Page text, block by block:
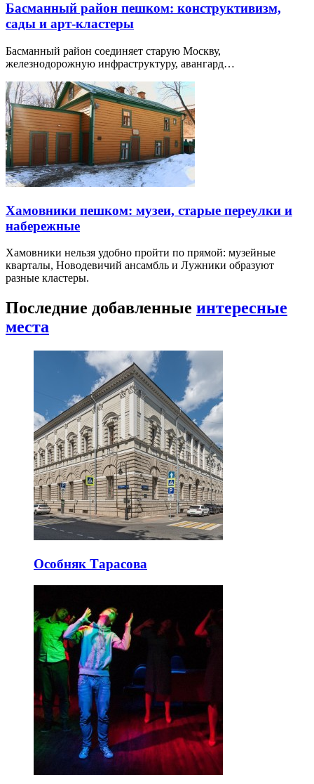
Басманный район пешком: конструктивизм,
сады и арт-кластеры
Басманный район соединяет старую Москву,
железнодорожную инфраструктуру, авангард…
Хамовники пешком: музеи, старые переулки и
набережные
Хамовники нельзя удобно пройти по прямой: музейные
кварталы, Новодевичий ансамбль и Лужники образуют
разные кластеры.
Последние добавленные интересные
места
Особняк Тарасова